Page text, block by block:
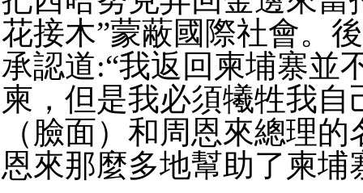
花接木”蒙蔽國際社會。
承認道:“我返回柬埔寨並
柬，但是我必須犧牲我自
（臉面）和周恩來總理
恩來那麼多地幫助了柬埔